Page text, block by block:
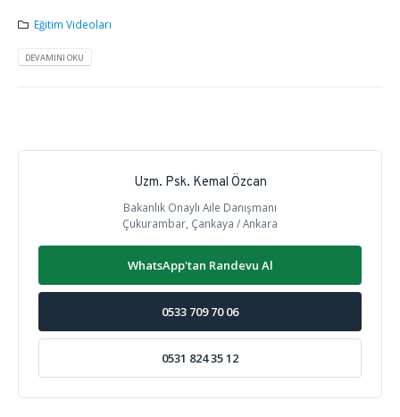
Eğitim Videoları
DEVAMINI OKU
Uzm. Psk. Kemal Özcan
Bakanlık Onaylı Aile Danışmanı
Çukurambar, Çankaya / Ankara
WhatsApp'tan Randevu Al
0533 709 70 06
0531 824 35 12